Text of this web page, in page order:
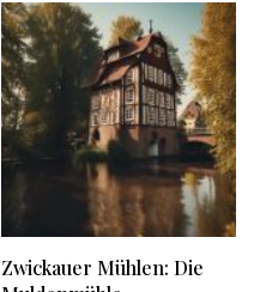
Zwickauer Mühlen: Die